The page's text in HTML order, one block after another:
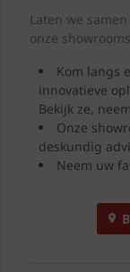
Laten we
onze
Kom langs
innovatieve
Bekijk ze,
Onze
deskundig
Neem uw